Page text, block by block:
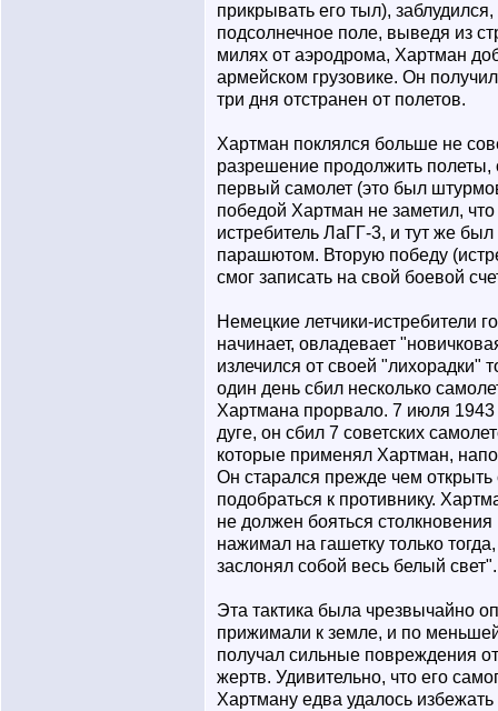
прикрывать его тыл),
подсолнечное поле, выведя из
милях от аэродрома, Хартман
армейском грузовике. Он
три дня отстранен от полетов.
Хартман поклялся больше не
разрешение продолжить полеты,
первый самолет (это был
победой Хартман не заметил,
истребитель ЛаГГ-3, и тут же
парашютом. Вторую победу
смог записать на свой боевой
Немецкие летчики-истребители
начинает, овладевает
излечился от своей "лихорадки"
один день сбил несколько
Хартмана прорвало. 7 июля
дуге, он сбил 7 советских
которые применял Хартман,
Он старался прежде чем
подобраться к противнику.
не должен бояться
нажимал на гашетку только
заслонял собой весь белый свет".
Эта тактика была чрезвычайно
прижимали к земле, и по
получал сильные повреждения
жертв. Удивительно, что его
Хартману едва удалось избежать